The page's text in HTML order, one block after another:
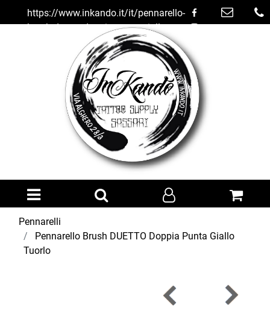
https://www.inkando.it/it/pennarello-
brush-duetto-doppia-punta-giallo-
Open menu
Pennarelli
Pennarello Brush DUETTO Doppia Punta Giallo
Tuorlo